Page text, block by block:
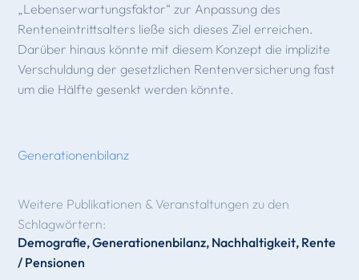
„Lebenserwartungsfaktor“ zur Anpassung des
Renteneintrittsalters ließe sich dieses Ziel erreichen.
Darüber hinaus könnte mit diesem Konzept die implizite
Verschuldung der gesetzlichen Rentenversicherung fast
um die Hälfte gesenkt werden könnte.
Generationenbilanz
Weitere Publikationen & Veranstaltungen zu den
Schlagwörtern:
Demografie,Generationenbilanz, Nachhaltigkeit, Rente
/ Pensionen